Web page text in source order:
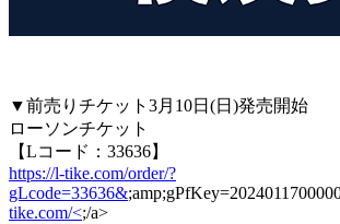
▼前売りチケット3月10日(日)発売開始
ローソンチケット
【Lコード：33636】
https://l-tike.com/order/?
gLcode=33636&
tike.com/<;/a>